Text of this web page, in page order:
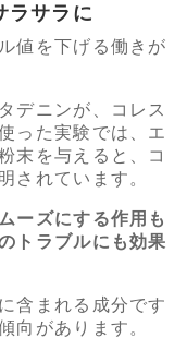
ラサラに
値を下げる働きが
デニンが、コレス
った実験では、エ
末を与えると、コ
されています。
ーズにする作用も
トラブルにも効果
含まれる成分です
向があります。